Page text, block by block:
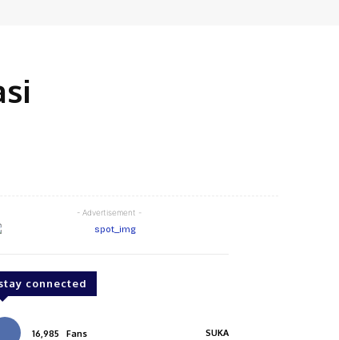
- Advertisement -
connected
16,985 Fans SUKA